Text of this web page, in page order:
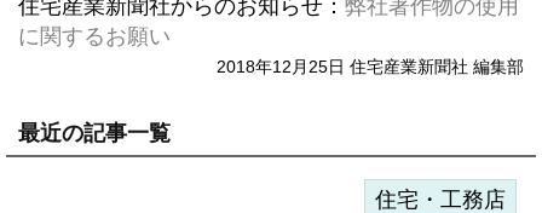
住宅産業新聞社からのお知らせ： 弊社著作物の使用
に関するお願い
2018年12月25日 住宅産業新聞社 編集部
最近の記事一覧
住宅・工務店